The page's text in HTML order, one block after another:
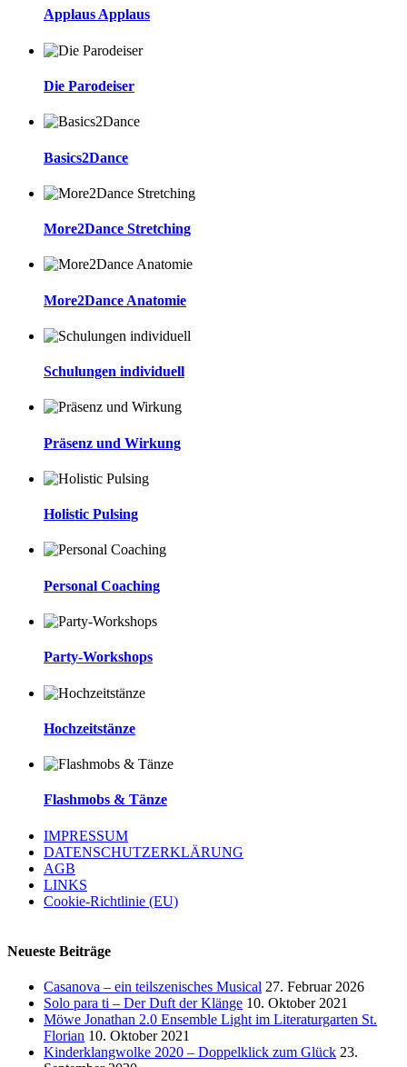
Applaus Applaus
Die Parodeiser
Basics2Dance
More2Dance Stretching
More2Dance Anatomie
Schulungen individuell
Präsenz und Wirkung
Holistic Pulsing
Personal Coaching
Party-Workshops
Hochzeitstänze
Flashmobs & Tänze
IMPRESSUM
DATENSCHUTZERKLÄRUNG
AGB
LINKS
Cookie-Richtlinie (EU)
Neueste Beiträge
Casanova – ein teilszenisches Musical 27. Februar 2026
Solo para ti – Der Duft der Klänge 10. Oktober 2021
Möwe Jonathan 2.0 Ensemble Light im Literaturgarten St.
Florian 10. Oktober 2021
Kinderklangwolke 2020 – Doppelklick zum Glück 23.